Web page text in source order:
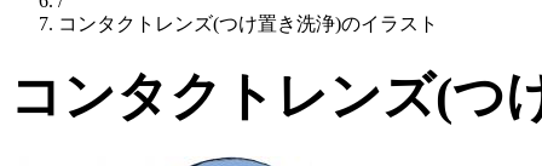
コンタクトレンズ(つけ置き洗浄)のイラスト
コンタクトレンズ(つ